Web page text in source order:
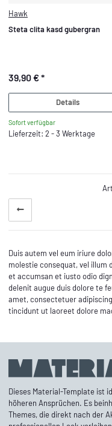
Hawk
Steta clita kasd gubergran
39,90 €*
Details
Sofort verfügbar
Lieferzeit: 2 - 3 Werktage
Duis autem vel eum iriure
molestie consequat, vel illum
et accumsan et iusto odio
delenit augue duis dolore te
amet, consectetuer
tincidunt ut laoreet dolore
Dieses Material-Template ist
höheren Ansprüchen. Es
Themes, die direkt nach der